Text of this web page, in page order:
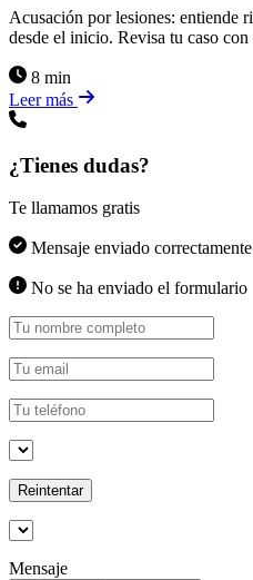
Acusación por lesiones: entiende
desde el inicio. Revisa tu caso
8 min
Leer más
¿Tienes dudas?
Te llamamos gratis
Mensaje enviado
No se ha enviado el formulario
Reintentar
Mensaje